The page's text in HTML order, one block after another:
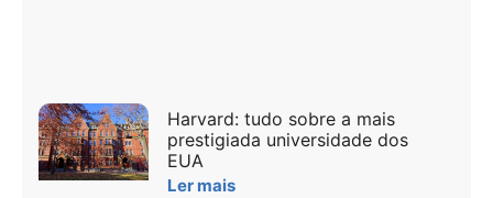
Harvard: tudo sobre a mais
prestigiada universidade dos
EUA
Ler mais